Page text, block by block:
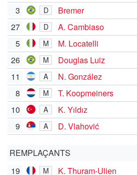
3
D Bremer
27 D
A. Cambiaso
5
M M. Locatelli
26 M Douglas Luiz
11 A N. González
8 M
T. Koopmeiners
10
A K. Yıldız
9 A D. Vlahović
REMPLAÇANTS
19
M K. Thuram-Ulien